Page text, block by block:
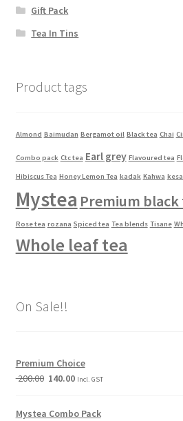
Gift Pack
Tea In Tins
Product tags
Almond Baimudan Bergamot oil Black tea Chai
Combo pack Ctc tea Earl grey Flavoured tea
Hibiscus Tea Honey Lemon Tea kadak Kahwa
Mystea Premium black
Rose tea rozana Spiced tea Tea blends Tisane
Whole leaf tea
On Sale!!
Premium Choice
200.00 140.00 Incl. GST
Mystea Combo Pack